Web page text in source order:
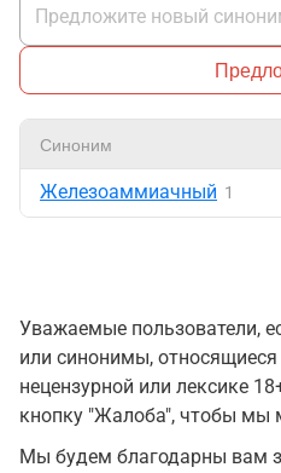
Синоним
Железоаммиачный 1
Уважаемые пользователи,
или синонимы, относящиеся
нецензурной или лексике
кнопку "Жалоба", чтобы мы
Мы будем благодарны вам